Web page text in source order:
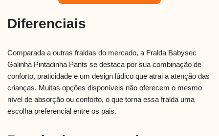
Diferenciais
Comparada a outras fraldas do mercado, a Fralda Babysec
Galinha Pintadinha Pants se destaca por sua combinação de
conforto, praticidade e um design lúdico que atrai a atenção das
crianças. Muitas opções disponíveis não oferecem o mesmo
nível de absorção ou conforto, o que torna essa fralda uma
escolha preferencial entre os pais.